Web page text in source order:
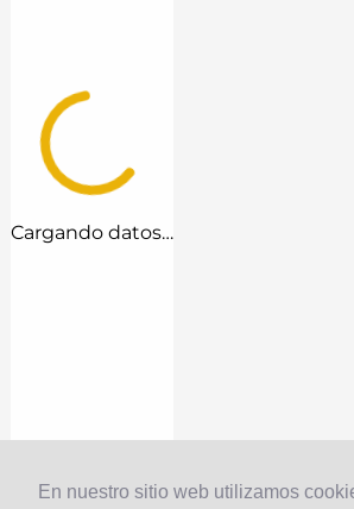
En nuestro sitio web utilizamos
Cargando datos…